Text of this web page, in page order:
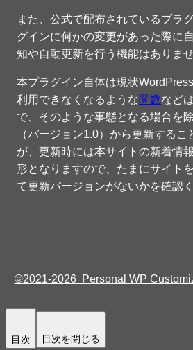
また、公式で配布されているプラ
グインに何かの変更があった際に
知や自動更新を行う機能はありませ
本プラグイン自体は現状
利用できなくなるような関数など
で、そのような事態となる場合を
（バージョン1.0）から更新する
が、更新時には本サイトの新着情
形となりますので、たまにサイト
て更新バージョンがないかを確認く
©2021-2026 Personal WP
目次 目次を閉じる